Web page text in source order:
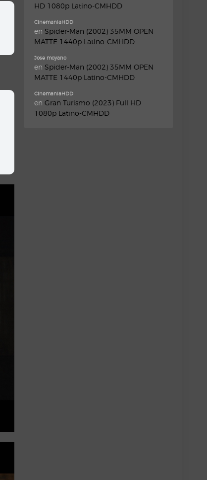
HD 1080p Latino-CMHDD
CinemaniaHDD
en Spider-Man (2002) 35MM OPEN
MATTE 1440p Latino-CMHDD
Jose moyano
en Spider-Man (2002) 35MM OPEN
MATTE 1440p Latino-CMHDD
CinemaniaHDD
en Gran Turismo (2023) Full HD
1080p Latino-CMHDD